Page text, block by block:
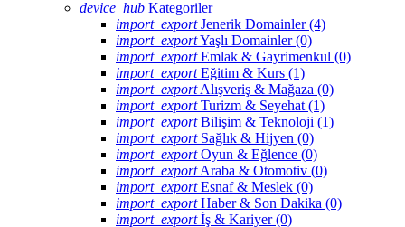
device_hub Kategoriler
import_exportJenerik Domainler (4)
import_exportYaşlı Domainler (0)
import_exportEmlak & Gayrimenkul (0)
import_exportEğitim & Kurs (1)
import_exportAlışveriş & Mağaza (0)
import_exportTurizm & Seyehat (1)
import_exportBilişim & Teknoloji (1)
import_exportSağlık & Hijyen (0)
import_exportOyun & Eğlence (0)
import_exportAraba & Otomotiv (0)
import_exportEsnaf & Meslek (0)
import_exportHaber & Son Dakika (0)
import_exportİş & Kariyer (0)